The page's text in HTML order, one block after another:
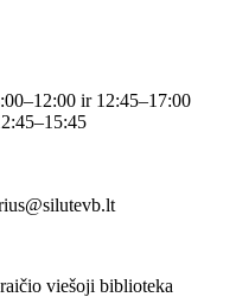
ir 12:45–17:00
viešoji biblioteka